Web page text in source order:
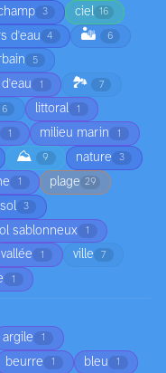
3 ciel 16
d'eau 4 🏜️ 6
5
1 🏞️ 7
6 littoral 1
1 milieu marin 1
⛰️ 9 nature 3
1 plage 29
sol 3
sablonneux 1
vallée 1 ville 7
1
argile 1
beurre 1 bleu 1